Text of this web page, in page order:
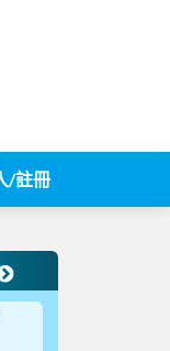
/註冊